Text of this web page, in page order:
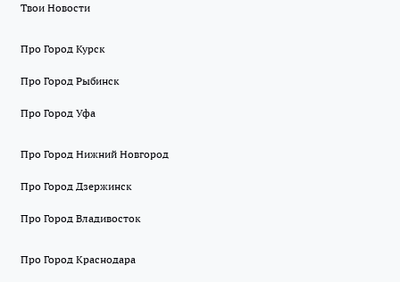
Твои Новости
Про Город Курск
Про Город Рыбинск
Про Город Уфа
Про Город Нижний Новгород
Про Город Дзержинск
Про Город Владивосток
Про Город Краснодара